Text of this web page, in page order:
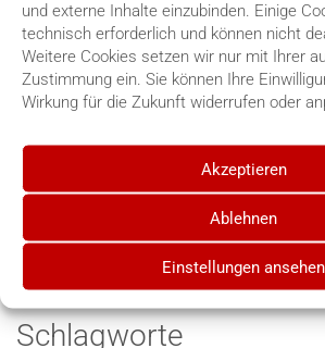
und externe Inhalte einzubinden. Einige
technisch erforderlich und können nicht
Weitere Cookies setzen wir nur mit Ihrer
Zustimmung ein. Sie können Ihre
Wirkung für die Zukunft widerrufen oder
Akzeptieren
Ablehnen
Einstellungen ansehen
in den Straßenverkehr in Tateinheit mit
zu vier Jahren Freiheitsstrafe
Fahrerlaubnis entzogen und eine
Read More
Kategorien
Allgemein
Strafrecht
Zivilrecht
Schlagworte